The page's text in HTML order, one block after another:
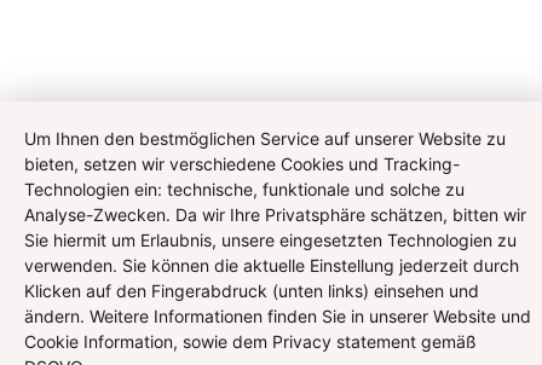
Um Ihnen den bestmöglichen Service auf unserer Website zu
bieten, setzen wir verschiedene Cookies und Tracking-
Technologien ein: technische, funktionale und solche zu
Analyse-Zwecken. Da wir Ihre Privatsphäre schätzen, bitten wir
Sie hiermit um Erlaubnis, unsere eingesetzten Technologien zu
verwenden. Sie können die aktuelle Einstellung jederzeit durch
Klicken auf den Fingerabdruck (unten links) einsehen und
ändern. Weitere Informationen finden Sie in unserer Website und
Cookie Information, sowie dem Privacy statement gemäß